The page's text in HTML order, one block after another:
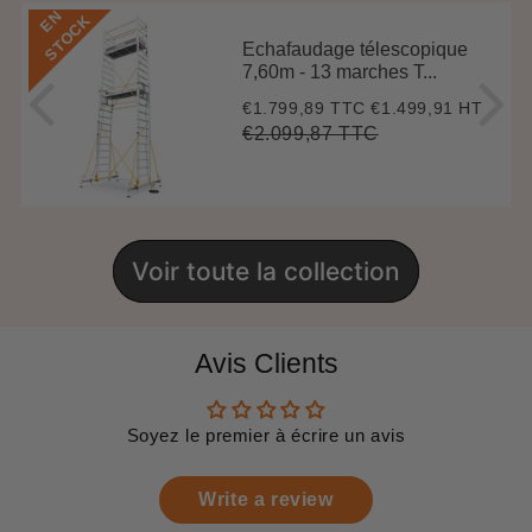
E
N
S
T
O
C
K
Echafaudage télescopique
7,60m - 13 marches T...
Prix
réduit
€1.799,89 TTC€1.799,89
€1.499,91 HT
Prix
€2.099,87 TTC€2.099,87
Voir toute la collection
Avis Clients
Soyez le premier à écrire un avis
Write a review